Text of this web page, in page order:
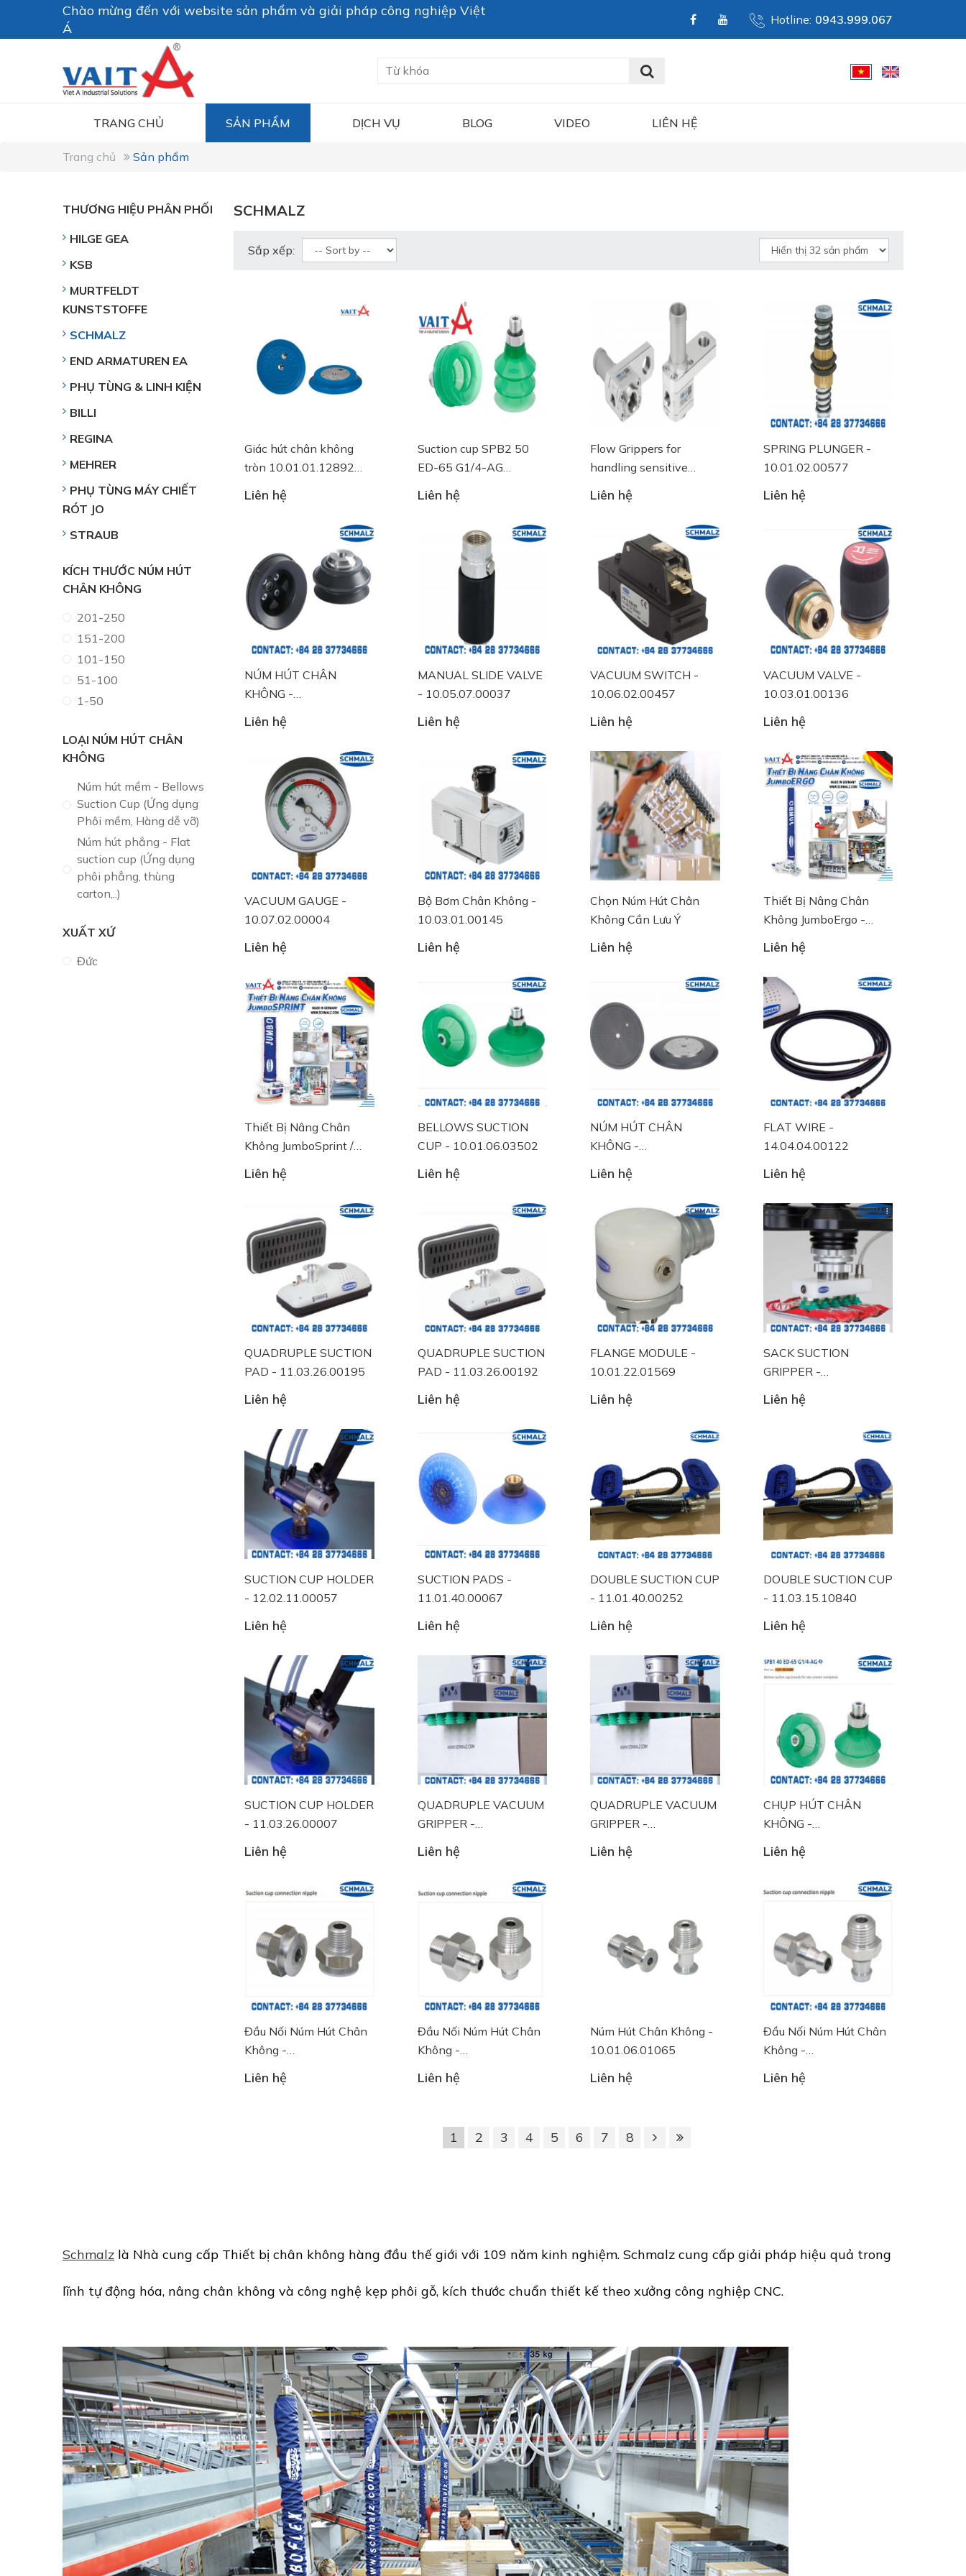
Chào mừng đến với website sản phẩm và giải pháp công nghiệp Việt
Á
Hotline: 0943.999.067
TRANG CHỦ SẢN PHẨM DỊCH VỤ BLOG VIDEO LIÊN HỆ
Trang chủ Sản phẩm
THƯƠNG HIỆU PHÂN PHỐI
HILGE GEA
KSB
MURTFELDT
KUNSTSTOFFE
SCHMALZ
END ARMATUREN EA
PHỤ TÙNG & LINH KIỆN
BILLI
REGINA
MEHRER
PHỤ TÙNG MÁY CHIẾT
RÓT JO
STRAUB
KÍCH THƯỚC NÚM HÚT
CHÂN KHÔNG
201-250
151-200
101-150
51-100
1-50
LOẠI NÚM HÚT CHÂN
KHÔNG
Núm hút mềm - Bellows
Suction Cup (Ứng dụng
Phôi mềm, Hàng dễ vỡ)
Núm hút phẳng - Flat
suction cup (Ứng dụng
phôi phẳng, thùng
carton,..)
XUẤT XỨ
Đức
SCHMALZ
Sắp xếp:
Giác hút chân không
tròn 10.01.01.12892
SGF 125 HT1
Liên hệ
Suction cup SPB2 50
ED-65 G1/4-AG
- 10.01.06.03461 - Núm
hút chân không
Liên hệ
Flow Grippers for
handling sensitive
components
Liên hệ
SPRING PLUNGER -
10.01.02.00577
Liên hệ
NÚM HÚT CHÂN
KHÔNG -
Liên hệ
MANUAL SLIDE VALVE
- 10.05.07.00037
Liên hệ
VACUUM SWITCH -
10.06.02.00457
Liên hệ
VACUUM VALVE -
10.03.01.00136
Liên hệ
VACUUM GAUGE -
10.07.02.00004
Liên hệ
Bộ Bơm Chân Không -
10.03.01.00145
Liên hệ
Chọn Núm Hút Chân
Không Cần Lưu Ý
Liên hệ
Thiết Bị Nâng Chân
Không JumboErgo -
300kg - SCHMALZ
Liên hệ
Thiết Bị Nâng Chân
Không JumboSprint /
Liên hệ
BELLOWS SUCTION
CUP - 10.01.06.03502
Liên hệ
NÚM HÚT CHÂN
KHÔNG -
Liên hệ
FLAT WIRE -
14.04.04.00122
Liên hệ
QUADRUPLE SUCTION
PAD - 11.03.26.00195
Liên hệ
QUADRUPLE SUCTION
PAD - 11.03.26.00192
Liên hệ
FLANGE MODULE -
10.01.22.01569
Liên hệ
SACK SUCTION
GRIPPER -
11.03.14.10140
Liên hệ
SUCTION CUP HOLDER
- 12.02.11.00057
Liên hệ
SUCTION PADS -
11.01.40.00067
Liên hệ
DOUBLE SUCTION CUP
- 11.01.40.00252
Liên hệ
DOUBLE SUCTION CUP
- 11.03.15.10840
Liên hệ
SUCTION CUP HOLDER
- 11.03.26.00007
Liên hệ
QUADRUPLE VACUUM
GRIPPER -
11.03.16.10367
Liên hệ
QUADRUPLE VACUUM
GRIPPER -
11.03.26.00027
Liên hệ
CHỤP HÚT CHÂN
KHÔNG -
10.01.06.03498
Liên hệ
Đầu Nối Núm Hút Chân
Không -
Liên hệ
Đầu Nối Núm Hút Chân
Không -
Liên hệ
Núm Hút Chân Không -
10.01.06.01065
Liên hệ
Đầu Nối Núm Hút Chân
Không -
Liên hệ
1 2 3 4 5 6 7 8
Schmalz là Nhà cung cấp Thiết bị chân không hàng đầu thế giới với 109 năm kinh nghiệm. Schmalz cung cấp giải pháp hiệu quả trong
lĩnh tự động hóa, nâng chân không và công nghệ kẹp phôi gỗ, kích thước chuẩn thiết kế theo xưởng công nghiệp CNC.